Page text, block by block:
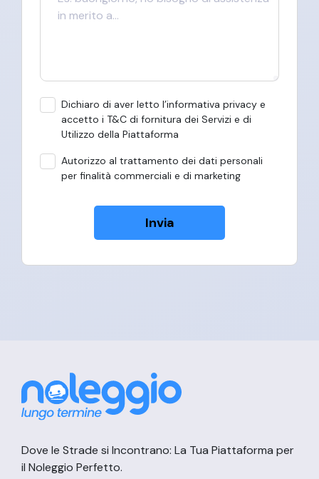
Dichiaro di aver letto l’informativa privacy e
accetto i T&C di fornitura dei Servizi e di
Utilizzo della Piattaforma
Autorizzo al trattamento dei dati personali
per finalità commerciali e di marketing
Invia
Dove le Strade si Incontrano: La Tua Piattaforma per
il Noleggio Perfetto.